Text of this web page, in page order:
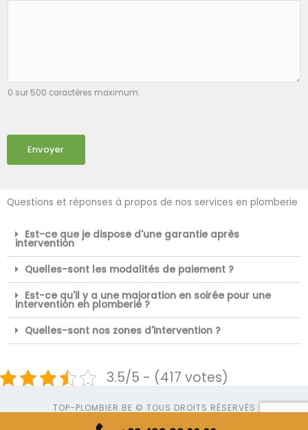
0 sur 500 caractères maximum.
Envoyer
Questions et réponses à propos de nos services en plomberie
Est-ce que je dispose d'une garantie après
intervention
Quelles-sont les modalités de paiement ?
Est-ce qu'il y a une majoration en soirée pour une
intervention en plomberie ?
Quelles-sont nos zones d'intervention ?
3.5/5 - (417 votes)
TOP-PLOMBIER.BE © TOUS DROITS RÉSERVÉS